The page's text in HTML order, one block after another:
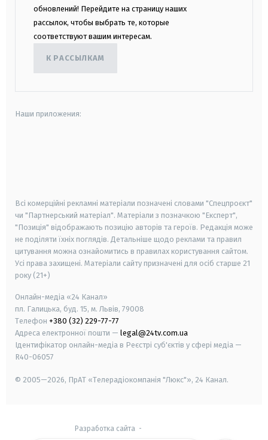
обновлений! Перейдите на страницу наших
рассылок, чтобы выбрать те, которые
соответствуют вашим интересам.
К РАССЫЛКАМ
Наши приложения:
Всі комерційні рекламні матеріали позначені словами "Спецпроєкт"
чи "Партнерський матеріал". Матеріали з позначкою "Експерт",
"Позиція" відображають позицію авторів та героїв. Редакція може
не поділяти їхніх поглядів. Детальніше щодо реклами та правил
цитування можна ознайомитись в правилах користування сайтом.
Усі права захищені. Матеріали сайту призначені для осіб старше 21
року (21+)
Онлайн-медіа «24 Канал»
пл. Галицька, буд. 15, м. Львів, 79008
Телефон +380 (32) 229-77-77
Адреса електронної пошти — legal@24tv.com.ua
Ідентифікатор онлайн-медіа в Реєстрі суб'єктів у сфері медіа —
R40-06057
© 2005—2026, ПрАТ «Телерадіокомпанія "Люкс"», 24 Канал.
Разработка сайта -